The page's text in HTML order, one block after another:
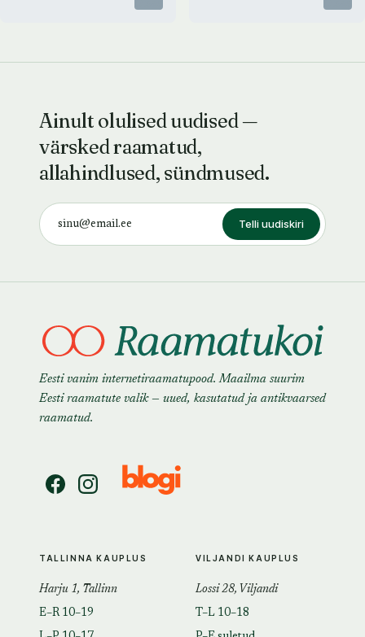
Ainult olulised uudised —
värsked raamatud,
allahindlused, sündmused.
Telli uudiskiri
Eesti vanim internetiraamatupood. Maailma suurim
Eesti raamatute valik — uued, kasutatud ja antikvaarsed
raamatud.
TALLINNA KAUPLUS
Harju 1, Tallinn
E–R 10–19
VILJANDI KAUPLUS
Lossi 28, Viljandi
T–L 10–18